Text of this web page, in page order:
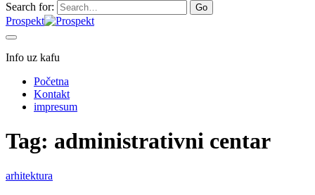
Search for:
Prospekt
Info uz kafu
Početna
Kontakt
impresum
Tag: administrativni centar
arhitektura